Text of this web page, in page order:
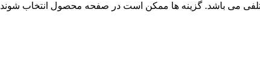
می باشد. گزینه ها ممکن است در صفحه محصول انتخاب شوند